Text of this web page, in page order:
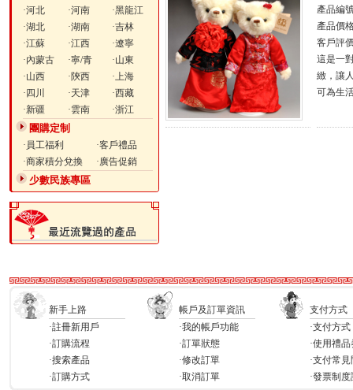
·河北
·河南
·黑龍江
·湖北
·湖南
·吉林
·江蘇
·江西
·遼寧
·內蒙古
·寧/青
·山東
·山西
·陝西
·上海
·四川
·天津
·西藏
·新疆
·雲南 ·浙江
團購定制
·員工福利
·客戶禮品
·商家積分兌換
·廣告促銷
少數民族專區
產品編
產品價
客戶評
這是一
緻，讓
可為生
新手上路 帳戶及訂單資訊
支付方式
·註冊新用戶
·訂購流程
·搜索產品
·訂購方式
·我的帳戶功能
·訂單狀態
·修改訂單
·取消訂單
·支付方式
·使用禮品
·支付常
·發票制